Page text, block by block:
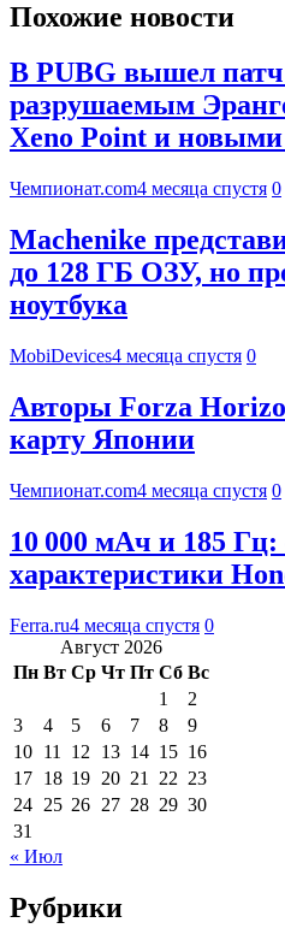
Похожие новости
В PUBG вышел патч
разрушаемым
Xeno Point и
Чемпионат.com4 месяца спустя 0
Machenike
до 128 ГБ ОЗУ, но
ноутбука
MobiDevices4 месяца спустя 0
Авторы Forza
карту Японии
Чемпионат.com4 месяца спустя 0
10 000 мАч и 185 Гц:
характеристики
Ferra.ru4 месяца спустя 0
Август 2026
Пн Вт Ср Чт Пт Сб Вс
1
2
3
4 5 6 7 8
9
10 11 12 13 14 15 16
17 18 19 20 21 22 23
24 25 26 27 28 29 30
31
« Июл
Рубрики